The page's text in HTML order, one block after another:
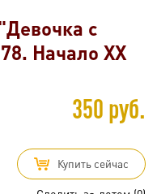
с
Начало XX
350 руб.
Купить сейчас